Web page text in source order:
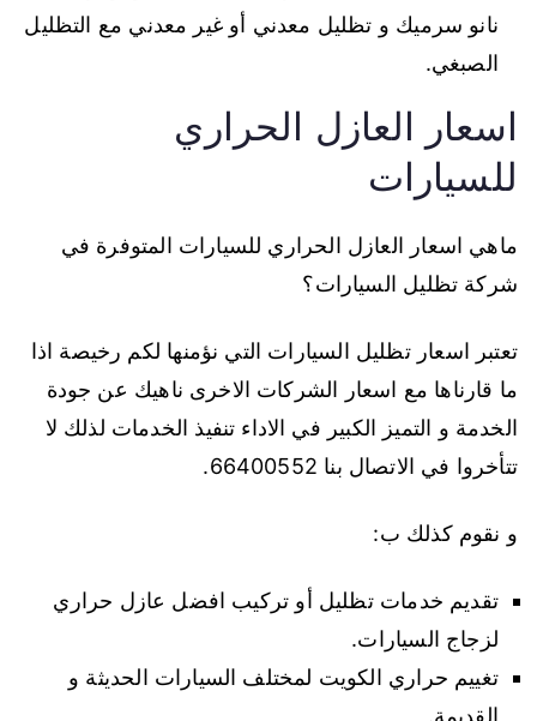
نانو سرميك و تظليل معدني أو غير معدني مع التظليل
الصبغي.
اسعار العازل الحراري
للسيارات
ماهي اسعار العازل الحراري للسيارات المتوفرة في
شركة تظليل السيارات؟
تعتبر اسعار تظليل السيارات التي نؤمنها لكم رخيصة اذا
ما قارناها مع اسعار الشركات الاخرى ناهيك عن جودة
الخدمة و التميز الكبير في الاداء تنفيذ الخدمات لذلك لا
تتأخروا في الاتصال بنا 66400552.
و نقوم كذلك ب:
تقديم خدمات تظليل أو تركيب افضل عازل حراري
لزجاج السيارات.
تغييم حراري الكويت لمختلف السيارات الحديثة و
القديمة.